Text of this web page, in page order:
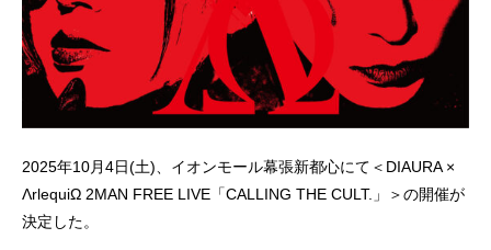
2025年10月4日(土)、イオンモール幕張新都心にて＜DIAURA ×
ΛrlequiΩ 2MAN FREE LIVE「CALLING THE CULT.」＞の開催が
決定した。